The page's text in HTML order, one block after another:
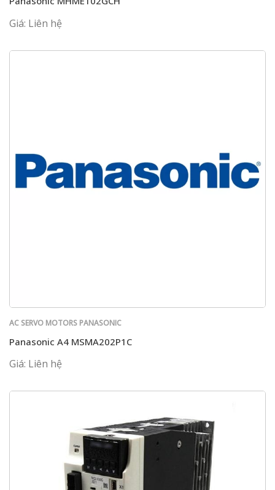
Giá: Liên hệ
AC SERVO MOTORS PANASONIC
Panasonic A4 MSMA202P1C
Giá: Liên hệ